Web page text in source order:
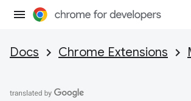
Docs Chrome Extensions